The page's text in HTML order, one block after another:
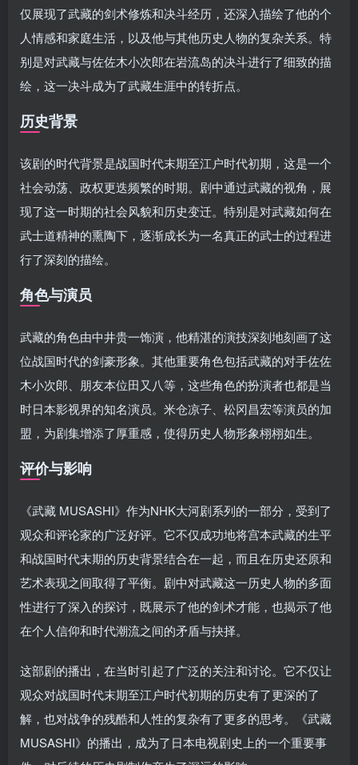
仅展现了武藏的剑术修炼和决斗经历，还深入描绘了他的个
人情感和家庭生活，以及他与其他历史人物的复杂关系。特
别是对武藏与佐佐木小次郎在岩流岛的决斗进行了细致的描
绘，这一决斗成为了武藏生涯中的转折点。
历史背景
该剧的时代背景是战国时代末期至江户时代初期，这是一个
社会动荡、政权更迭频繁的时期。剧中通过武藏的视角，展
现了这一时期的社会风貌和历史变迁。特别是对武藏如何在
武士道精神的熏陶下，逐渐成长为一名真正的武士的过程进
行了深刻的描绘。
角色与演员
武藏的角色由中井贵一饰演，他精湛的演技深刻地刻画了这
位战国时代的剑豪形象。其他重要角色包括武藏的对手佐佐
木小次郎、朋友本位田又八等，这些角色的扮演者也都是当
时日本影视界的知名演员。米仓凉子、松冈昌宏等演员的加
盟，为剧集增添了厚重感，使得历史人物形象栩栩如生。
评价与影响
《武藏 MUSASHI》作为NHK大河剧系列的一部分，受到了
观众和评论家的广泛好评。它不仅成功地将宫本武藏的生平
和战国时代末期的历史背景结合在一起，而且在历史还原和
艺术表现之间取得了平衡。剧中对武藏这一历史人物的多面
性进行了深入的探讨，既展示了他的剑术才能，也揭示了他
在个人信仰和时代潮流之间的矛盾与抉择。
这部剧的播出，在当时引起了广泛的关注和讨论。它不仅让
观众对战国时代末期至江户时代初期的历史有了更深的了
解，也对战争的残酷和人性的复杂有了更多的思考。《武藏
MUSASHI》的播出，成为了日本电视剧史上的一个重要事